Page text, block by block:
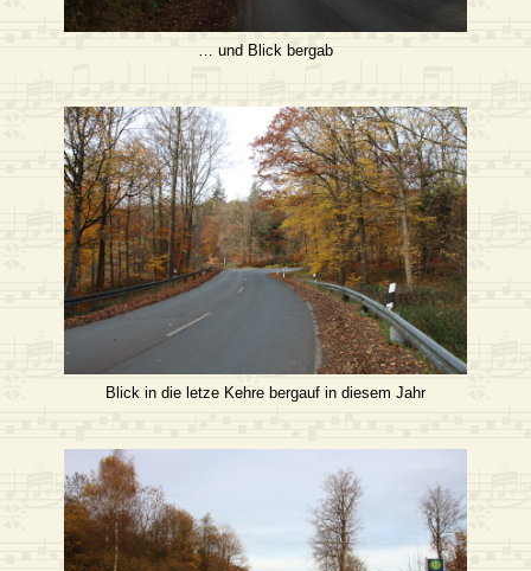
… und Blick bergab
Blick in die letze Kehre bergauf in diesem Jahr